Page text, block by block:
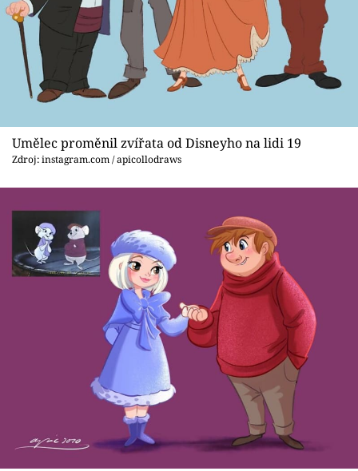
Umělec proměnil zvířata od Disneyho na lidi 19
Zdroj: instagram.com / apicollodraws